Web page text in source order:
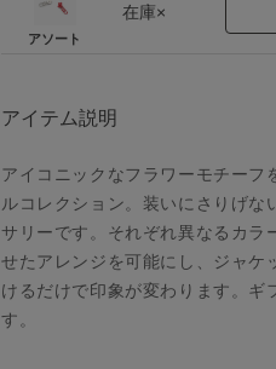
アソート
在庫×
アイテム説明
アイコニックなフラワーモチーフ
ルコレクション。装いにさりげな
サリーです。それぞれ異なるカラ
せたアレンジを可能にし、ジャケ
けるだけで印象が変わります。ギ
す。